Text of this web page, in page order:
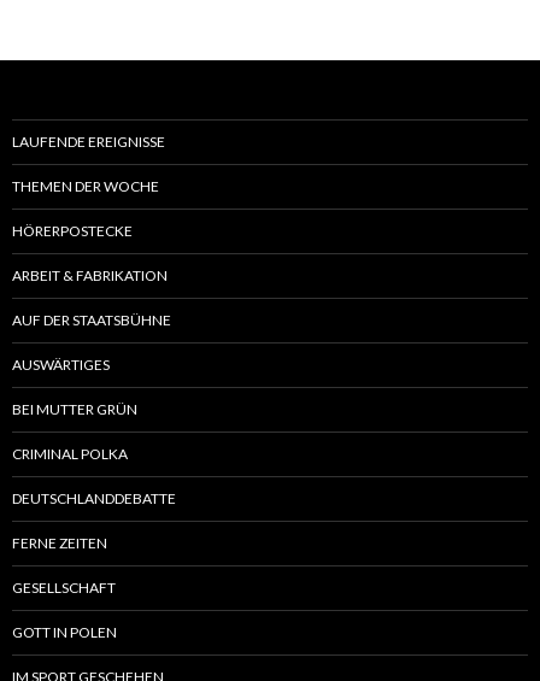
LAUFENDE EREIGNISSE
THEMEN DER WOCHE
HÖRERPOSTECKE
ARBEIT & FABRIKATION
AUF DER STAATSBÜHNE
AUSWÄRTIGES
BEI MUTTER GRÜN
CRIMINAL POLKA
DEUTSCHLANDDEBATTE
FERNE ZEITEN
GESELLSCHAFT
GOTT IN POLEN
IM SPORT GESCHEHEN